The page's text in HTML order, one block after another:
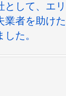
として、エ
業者を助け
た。